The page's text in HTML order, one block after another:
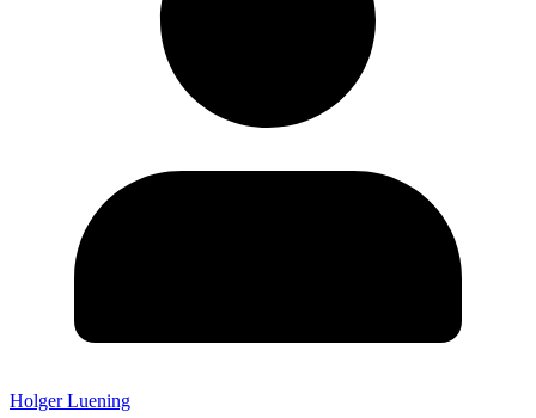
Holger Luening